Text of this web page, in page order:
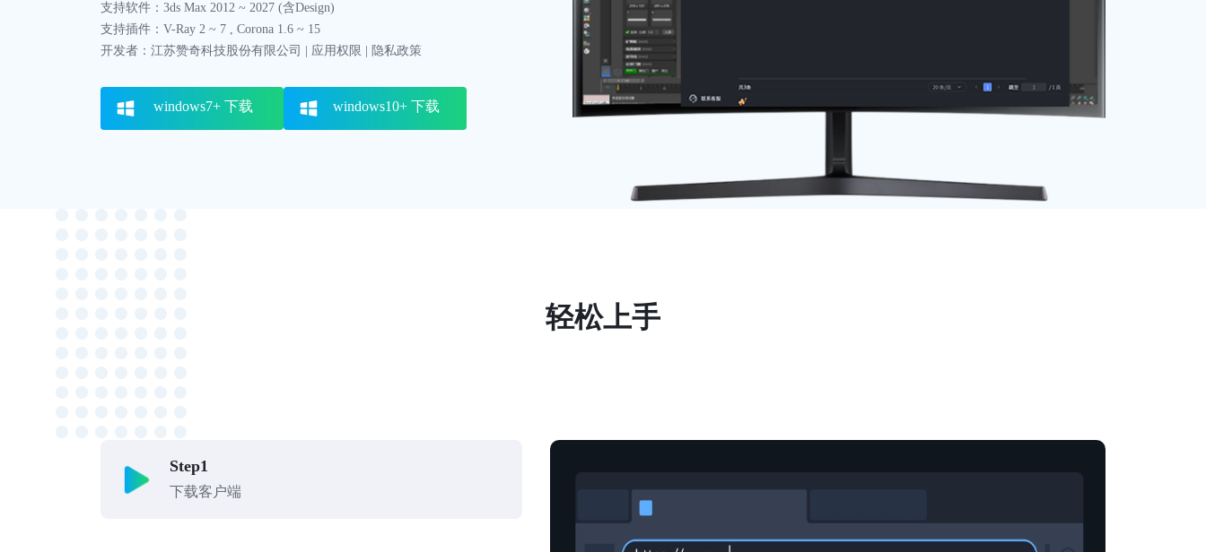
支持软件：3ds Max 2012 ~ 2027 (含Design)
支持插件：V-Ray 2 ~ 7 , Corona 1.6 ~ 15
开发者：江苏赞奇科技股份有限公司 | 应用权限 | 隐私政策
windows7+ 下载 windows10+ 下载
轻松上手
Step1
下载客户端